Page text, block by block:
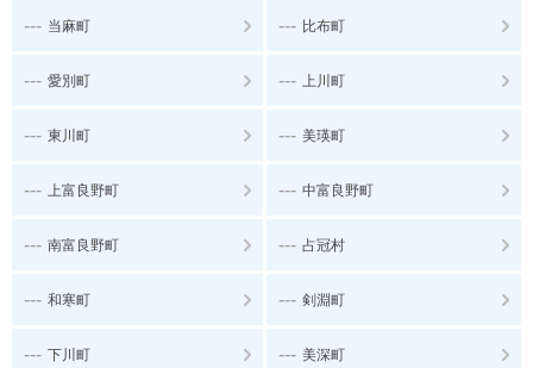
--- 当麻町 --- 比布町
--- 愛別町 --- 上川町
--- 東川町 --- 美瑛町
--- 上富良野町 --- 中富良野町
--- 南富良野町 --- 占冠村
--- 和寒町 --- 剣淵町
--- 下川町 --- 美深町